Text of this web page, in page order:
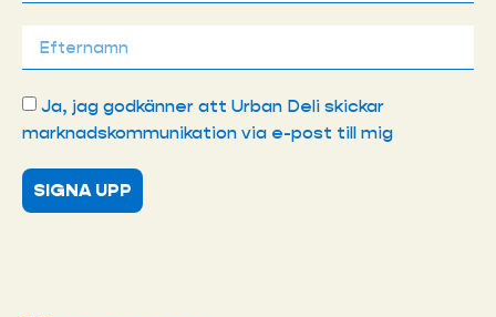
Ja, jag godkänner att Urban Deli skickar
marknadskommunikation via e-post till mig
SIGNA UPP